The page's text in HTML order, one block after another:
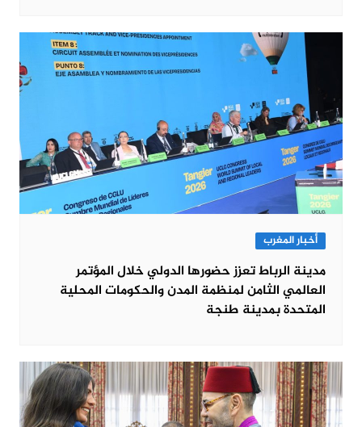
أخبار المغرب
مدينة الرباط تعزز حضورها الدولي خلال المؤتمر
العالمي الثامن لمنظمة المدن والحكومات المحلية
المتحدة بمدينة طنجة